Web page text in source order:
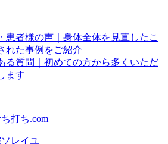
患者様の声｜身体全体を見直したこ
れた事例をご紹介
る質問｜初めての方から多くいただ
ます